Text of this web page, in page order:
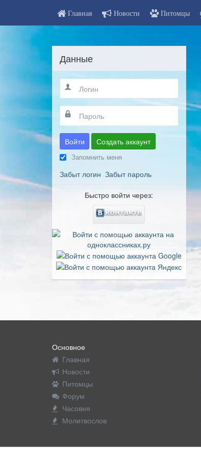
Главная Новости Питомцы
Данные
Войти Создать аккаунт
Запомнить меня
Забыт логин Забыт пароль
Быстро войти через:
Основное
Главная
Новости
Питомцы
Форум
Часовня
Молитвослов